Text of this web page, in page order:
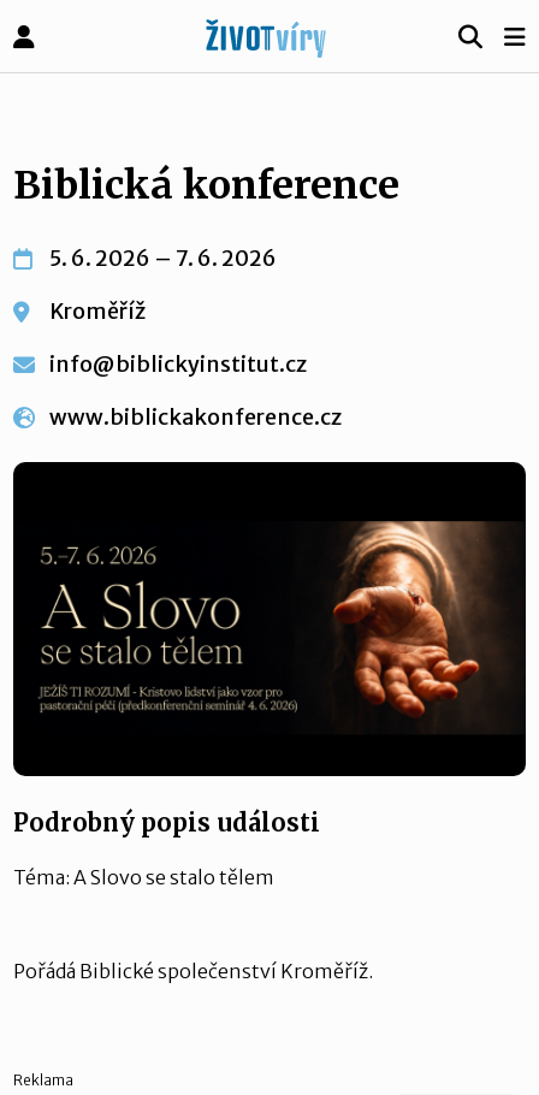
Biblická konference
5. 6. 2026 – 7. 6. 2026
Kroměříž
info@biblickyinstitut.cz
www.biblickakonference.cz
Podrobný popis události
Téma: A Slovo se stalo tělem
Pořádá Biblické společenství Kroměříž.
Reklama